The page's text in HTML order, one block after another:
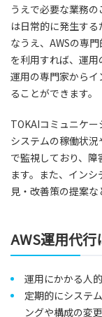
うえで必要な業務
は日常的に発生す
なうえ、AWSの専
を利用すれば、運
運用の専門家から
ることができます。
TOKAIコミュニケー
システムの稼働状
で監視しており、
ます。また、イン
見・改善策の提案な
AWS運用代
運用にかかる人
定期的にシステ
ングや構成の変